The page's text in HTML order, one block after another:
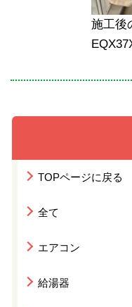
TOPページに戻る
全て
エアコン
給湯器
施工後